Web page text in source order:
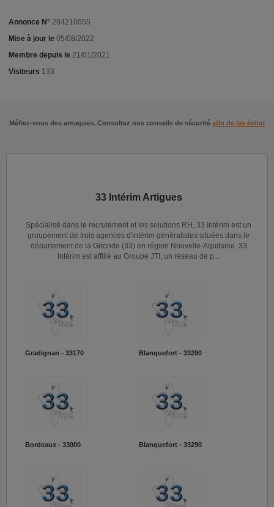
Annonce N° 284210055
Mise à jour le 05/08/2022
Membre depuis le 21/01/2021
Visiteurs 133
Méfiez-vous des arnaques. Consultez nos conseils de sécurité afin de les éviter
33 Intérim Artigues
Spécialisé dans le recrutement et les solutions RH, 33 Intérim est un
groupement de trois agences d'intérim généralistes situées dans le
département de la Gironde (33) en région Nouvelle-Aquitaine. 33
Intérim est affilié au Groupe JTI, un réseau de p...
Gradignan - 33170 Blanquefort - 33290
Bordeaux - 33000 Blanquefort - 33290